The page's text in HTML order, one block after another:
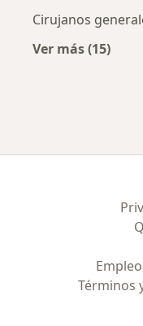
Cirujanos
Ver más (15)
Términos